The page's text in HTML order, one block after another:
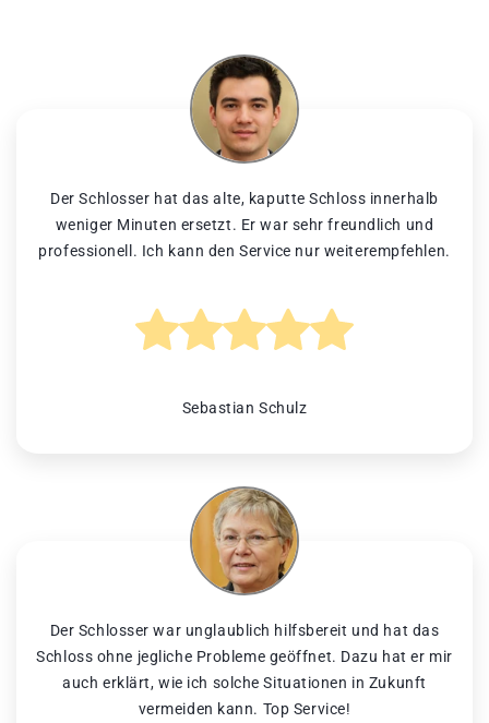
Der Schlosser hat das alte, kaputte Schloss innerhalb
weniger Minuten ersetzt. Er war sehr freundlich und
professionell. Ich kann den Service nur weiterempfehlen.
Sebastian Schulz
Der Schlosser war unglaublich hilfsbereit und hat das
Schloss ohne jegliche Probleme geöffnet. Dazu hat er mir
auch erklärt, wie ich solche Situationen in Zukunft
vermeiden kann. Top Service!